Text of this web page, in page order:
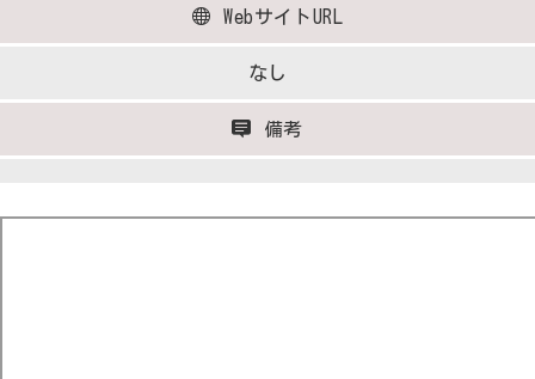
WebサイトURL
なし
備考